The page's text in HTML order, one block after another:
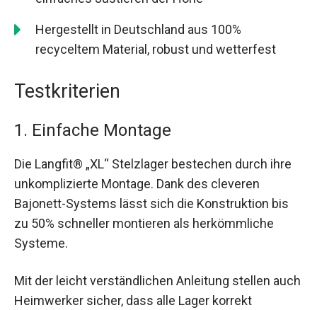
Hergestellt in Deutschland aus 100%
recyceltem Material, robust und wetterfest
Testkriterien
1. Einfache Montage
Die Langfit® „XL“ Stelzlager bestechen durch ihre
unkomplizierte Montage. Dank des cleveren
Bajonett-Systems lässt sich die Konstruktion bis
zu 50% schneller montieren als herkömmliche
Systeme.
Mit der leicht verständlichen Anleitung stellen auch
Heimwerker sicher, dass alle Lager korrekt